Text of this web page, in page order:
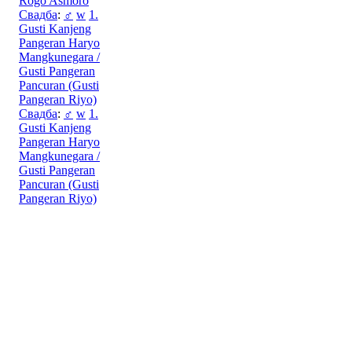
Свадба: ♂ w 1.
Gusti Kanjeng
Pangeran Haryo
Mangkunegara /
Gusti Pangeran
Pancuran (Gusti
Pangeran Riyo)
Свадба: ♂ w 1.
Gusti Kanjeng
Pangeran Haryo
Mangkunegara /
Gusti Pangeran
Pancuran (Gusti
Pangeran Riyo)